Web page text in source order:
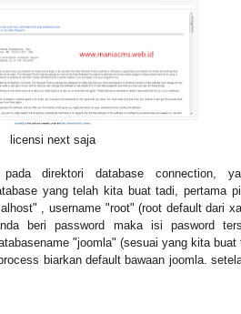
licensi next saja
direktori database connection,
yang telah kita buat tadi, pertama
, username "root" (root default dari
beri password maka isi pasword
"joomla" (sesuai yang kita
biarkan default bawaan joomla.